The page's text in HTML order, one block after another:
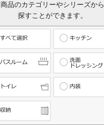
商品のカテゴリーやシリーズから
探すことができます。